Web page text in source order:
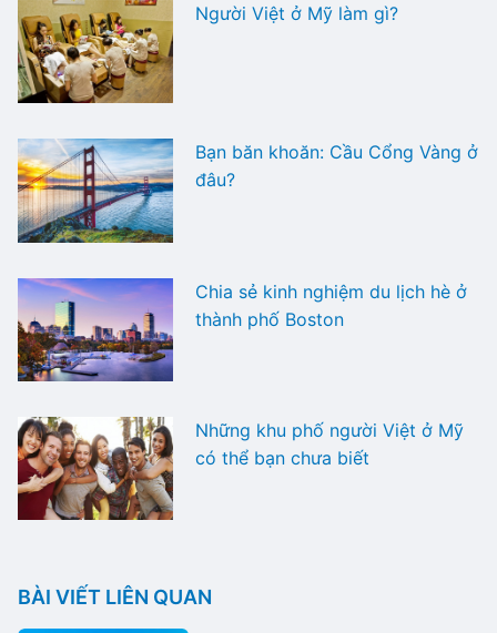
Người Việt ở Mỹ làm gì?
Bạn băn khoăn: Cầu Cổng Vàng ở
đâu?
Chia sẻ kinh nghiệm du lịch hè ở
thành phố Boston
Những khu phố người Việt ở Mỹ
có thể bạn chưa biết
BÀI VIẾT LIÊN QUAN